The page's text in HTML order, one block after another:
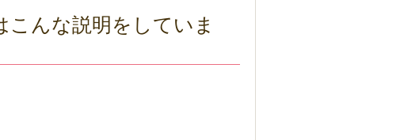
こんな説明をしていま